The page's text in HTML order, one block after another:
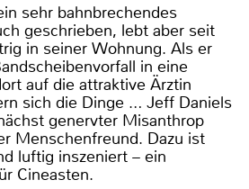
sehr bahnbrechendes
geschrieben, lebt aber seit
in seiner Wohnung. Als er
in eine
auf die attraktive Ärztin
sich die Dinge … Jeff Daniels
genervter Misanthrop
Menschenfreund. Dazu ist
luftig inszeniert – ein
Cineasten.